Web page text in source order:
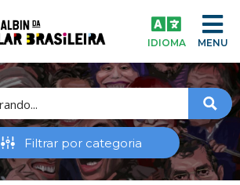
IDIOMA MENU